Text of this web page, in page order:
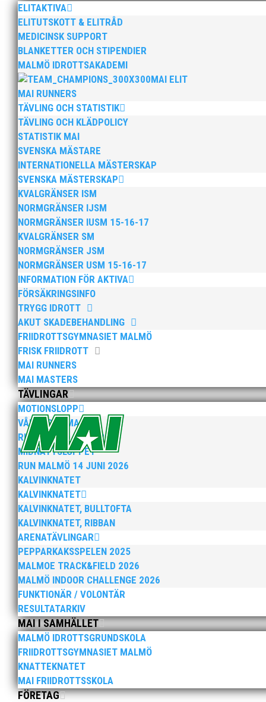
ELITAKTIVA
ELITUTSKOTT & ELITRÅD
MEDICINSK SUPPORT
BLANKETTER OCH STIPENDIER
MALMÖ IDROTTSAKADEMI
MAI ELIT
MAI RUNNERS
TÄVLING OCH STATISTIK
TÄVLING OCH KLÄDPOLICY
STATISTIK MAI
SVENSKA MÄSTARE
INTERNATIONELLA MÄSTERSKAP
SVENSKA MÄSTERSKAP
KVALGRÄNSER ISM
NORMGRÄNSER IJSM
NORMGRÄNSER IUSM 15-16-17
KVALGRÄNSER SM
NORMGRÄNSER JSM
NORMGRÄNSER USM 15-16-17
INFORMATION FÖR AKTIVA
FÖRSÄKRINGSINFO
TRYGG IDROTT
AKUT SKADEBEHANDLING
FRIIDROTTSGYMNASIET MALMÖ
FRISK FRIIDROTT
MAI RUNNERS
MAI MASTERS
TÄVLINGAR
MOTIONSLOPP
VÅRRUSET MALMÖ
RUN MALMÖ 10K & 21K
MIDNATTSLOPPET
RUN MALMÖ 14 JUNI 2026
KALVINKNATET
KALVINKNATET
KALVINKNATET, BULLTOFTA
KALVINKNATET, RIBBAN
ARENATÄVLINGAR
PEPPARKAKSSPELEN 2025
MALMOE TRACK&FIELD 2026
MALMÖ INDOOR CHALLENGE 2026
FUNKTIONÄR / VOLONTÄR
RESULTATARKIV
MAI I SAMHÄLLET
MALMÖ IDROTTSGRUNDSKOLA
FRIIDROTTSGYMNASIET MALMÖ
KNATTEKNATET
MAI FRIIDROTTSSKOLA
FÖRETAG
Daniella Busk 100m
Adriana Janic 100mh Thobias
Josefin Magnusson 400m Louise
Axel Härstedt diskus
4x100m laget mixstafett
Bilder från Stafett-SM 2026. Foto: Thomas
Anders Hallström, 55, blir ny klubbchef i MAI. Han
hockeyn i Trelleborg och fotbollen i Höllviken
Efter att årsmötet avslutats följde en kväll med
möjliggjorde och generöst finansierade denna del av
2025 innebar något av ett internationellt genombrott
elva på VM ute i somras. Och en stark tro på